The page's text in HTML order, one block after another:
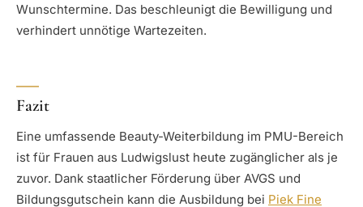
Wunschtermine. Das beschleunigt die Bewilligung und
verhindert unnötige Wartezeiten.
Fazit
Eine umfassende Beauty-Weiterbildung im PMU-Bereich
ist für Frauen aus Ludwigslust heute zugänglicher als je
zuvor. Dank staatlicher Förderung über AVGS und
Bildungsgutschein kann die Ausbildung bei Piek Fine